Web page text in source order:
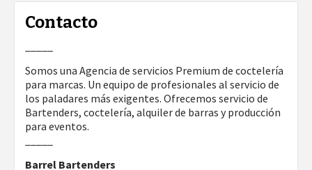
Contacto
Somos una Agencia de servicios Premium de coctelería
para marcas. Un equipo de profesionales al servicio de
los paladares más exigentes. Ofrecemos servicio de
Bartenders, coctelería, alquiler de barras y producción
para eventos.
Barrel Bartenders